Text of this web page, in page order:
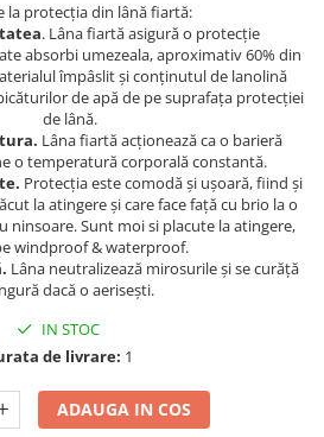
la protecția din lână fiartă:
. Lâna fiartă asigură o protecție
absorbi umezeala, aproximativ 60% din
împâslit și conținutul de lanolină
de apă de pe suprafața protecției
de lână.
Lâna fiartă acționează ca o barieră
o temperatură corporală constantă.
Protecția este comodă și ușoară, fiind și
la atingere și care face față cu brio la o
ninsoare. Sunt moi si placute la atingere,
windproof & waterproof.
Lâna neutralizează mirosurile și se curăță
dacă o aerisești.
IN STOC
de livrare: 1
ADAUGA IN COS